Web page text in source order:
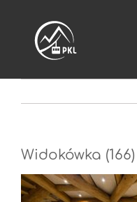
zawartości
Widokówka (166)